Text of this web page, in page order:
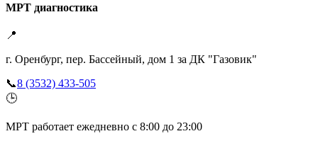
МРТ диагностика
📍
г. Оренбург, пер. Бассейный, дом 1 за ДК "Газовик"
📞8 (3532) 433-505
🕒
МРТ работает ежедневно с 8:00 до 23:00